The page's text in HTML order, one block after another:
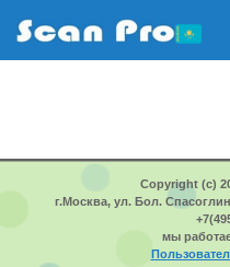
Copyright (c)
г.Москва, ул. Бол.
мы